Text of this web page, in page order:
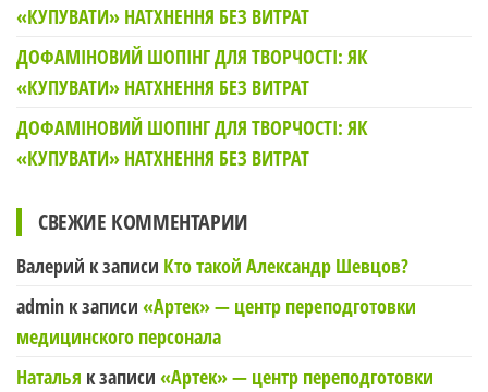
«КУПУВАТИ» НАТХНЕННЯ БЕЗ ВИТРАТ
ДОФАМІНОВИЙ ШОПІНГ ДЛЯ ТВОРЧОСТІ: ЯК
«КУПУВАТИ» НАТХНЕННЯ БЕЗ ВИТРАТ
ДОФАМІНОВИЙ ШОПІНГ ДЛЯ ТВОРЧОСТІ: ЯК
«КУПУВАТИ» НАТХНЕННЯ БЕЗ ВИТРАТ
СВЕЖИЕ КОММЕНТАРИИ
Валерий к записи Кто такой Александр Шевцов?
admin к записи «Артек» — центр переподготовки
медицинского персонала
Наталья к записи «Артек» — центр переподготовки